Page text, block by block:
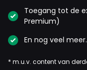
Toegang tot de
Premium)
En nog veel
* m.u.v. content van